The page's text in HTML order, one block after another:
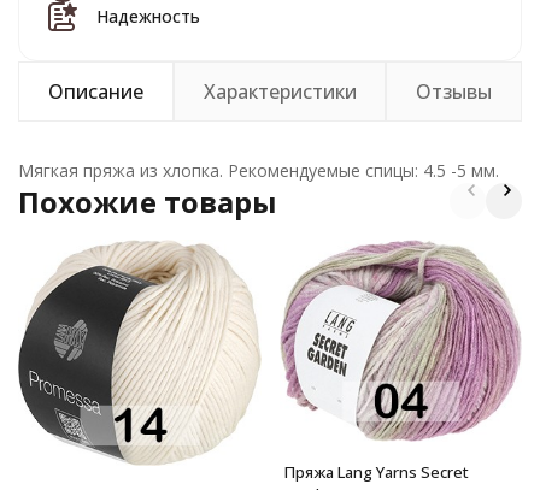
Надежность
Описание Характеристики Отзывы
Мягкая пряжа из хлопка. Рекомендуемые спицы: 4.5 -5 мм.
Похожие товары
Пряжа Lang Yarns Secret